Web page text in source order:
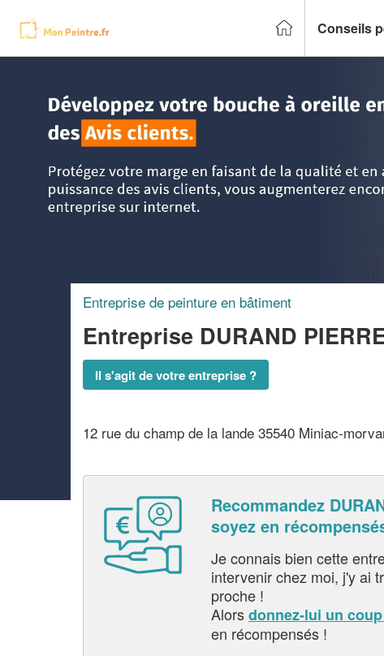
Conseils
Entreprise de peinture en bâtiment
Entreprise DURAND
Il s'agit de votre entreprise ?
12 rue du champ de la lande 35540 Miniac-
Recommandez
soyez en
Je connais bien cette
intervenir chez moi, j'y ai
proche !
Alorsdonnez-lui un
en récompensés !